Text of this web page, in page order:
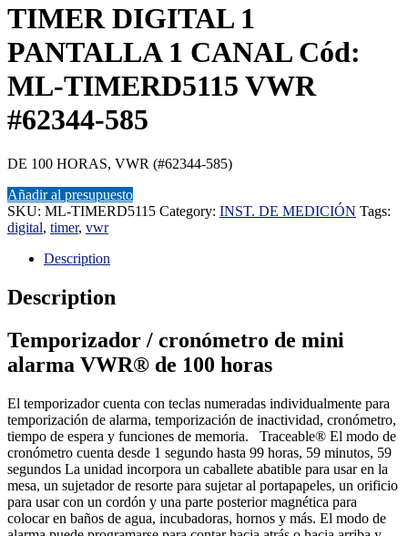
TIMER DIGITAL 1
PANTALLA 1 CANAL Cód:
ML-TIMERD5115 VWR
#62344-585
DE 100 HORAS, VWR (#62344-585)
Añadir al presupuesto
SKU: ML-TIMERD5115 Category: INST. DE MEDICIÓN Tags:
digital, timer, vwr
Description
Description
Temporizador / cronómetro de mini
alarma VWR® de 100 horas
El temporizador cuenta con teclas numeradas individualmente para
temporización de alarma, temporización de inactividad, cronómetro,
tiempo de espera y funciones de memoria. Traceable® El modo de
cronómetro cuenta desde 1 segundo hasta 99 horas, 59 minutos, 59
segundos La unidad incorpora un caballete abatible para usar en la
mesa, un sujetador de resorte para sujetar al portapapeles, un orificio
para usar con un cordón y una parte posterior magnética para
colocar en baños de agua, incubadoras, hornos y más. El modo de